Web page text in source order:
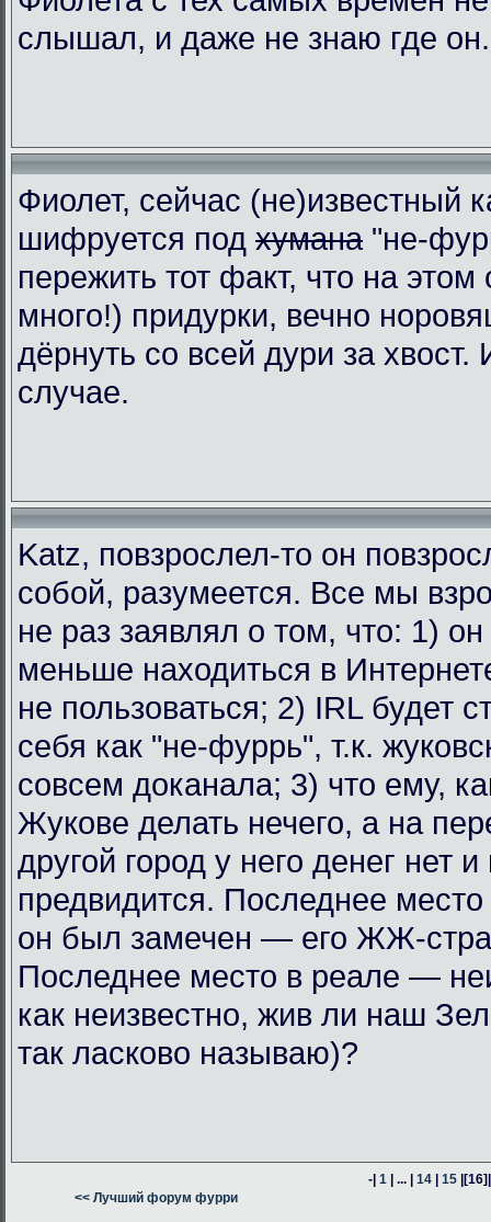
слышал, и даже не знаю где он.
Фиолет, сейчас (не)известный
шифруется под хумана "не-
пережить тот факт, что на этом
много!) придурки, вечно
дёрнуть со всей дури за
случае.
Katz, повзрослел-то он
собой, разумеется. Все мы
не раз заявлял о том, что: 1)
меньше находиться в
не пользоваться; 2) IRL будет
себя как "не-фуррь", т.к.
совсем доканала; 3) что ему,
Жукове делать нечего, а на
другой город у него денег нет
предвидится. Последнее место
он был замечен — его ЖЖ-
Последнее место в реале —
как неизвестно, жив ли наш
так ласково называю)?
-| 1 | ... | 14 | 15 |[16]
<< Лучший форум фурри